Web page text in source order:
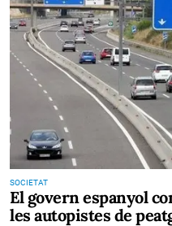
SOCIETAT
El govern espanyol
les autopistes de